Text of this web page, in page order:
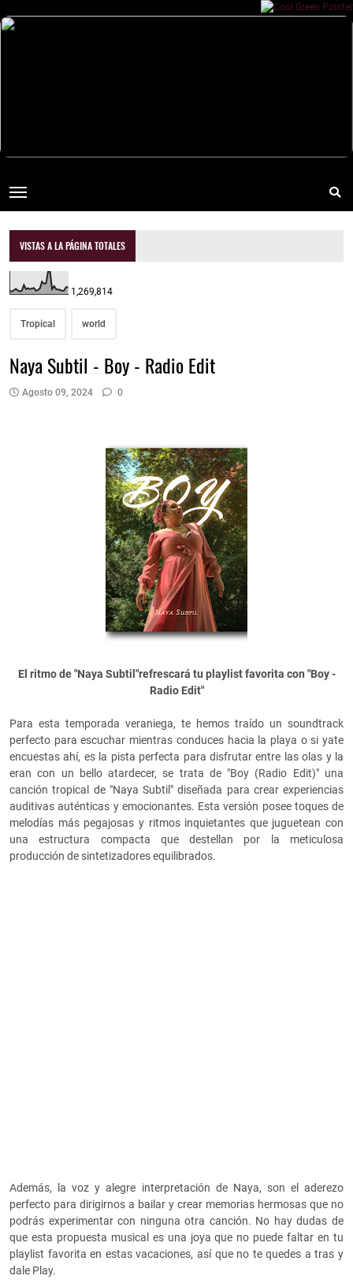
VISTAS A LA PÁGINA TOTALES
1,269,814
Tropical world
Naya Subtil - Boy - Radio Edit
Agosto 09, 2024 0
El ritmo de "Naya Subtil"refrescará tu playlist favorita con "Boy -
Radio Edit"
Para esta temporada veraniega, te hemos traído un soundtrack
perfecto para escuchar mientras conduces hacia la playa o si yate
encuestas ahí, es la pista perfecta para disfrutar entre las olas y la
eran con un bello atardecer, se trata de "Boy (Radio Edit)" una
canción tropical de "Naya Subtil" diseñada para crear experiencias
auditivas auténticas y emocionantes. Esta versión posee toques de
melodías más pegajosas y ritmos inquietantes que juguetean con
una estructura compacta que destellan por la meticulosa
producción de sintetizadores equilibrados.
Además, la voz y alegre interpretación de Naya, son el aderezo
perfecto para dirigirnos a bailar y crear memorias hermosas que no
podrás experimentar con ninguna otra canción. No hay dudas de
que esta propuesta musical es una joya que no puede faltar en tu
playlist favorita en estas vacaciones, así que no te quedes a tras y
dale Play.